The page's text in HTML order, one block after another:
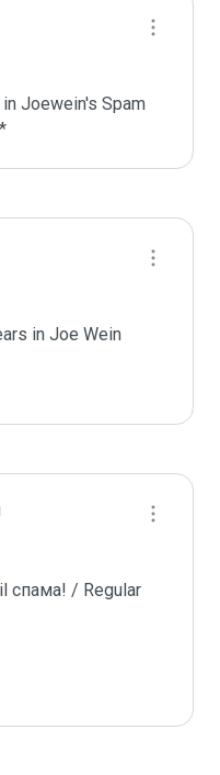
Joewein's Spam
in Joe Wein
спама! / Regular